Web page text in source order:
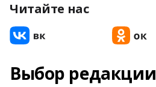
Читайте нас
Выбор редакции